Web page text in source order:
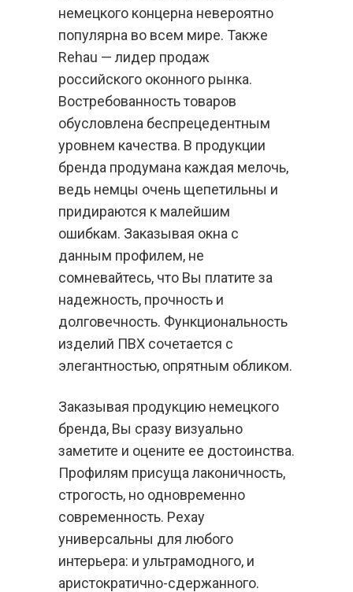
немецкого концерна невероятно
популярна во всем мире. Также
Rehau — лидер продаж
российского оконного рынка.
Востребованность товаров
обусловлена беспрецедентным
уровнем качества. В продукции
бренда продумана каждая мелочь,
ведь немцы очень щепетильны и
придираются к малейшим
ошибкам. Заказывая окна с
данным профилем, не
сомневайтесь, что Вы платите за
надежность, прочность и
долговечность. Функциональность
изделий ПВХ сочетается с
элегантностью, опрятным обликом.
Заказывая продукцию немецкого
бренда, Вы сразу визуально
заметите и оцените ее достоинства.
Профилям присуща лаконичность,
строгость, но одновременно
современность. Рехау
универсальны для любого
интерьера: и ультрамодного, и
аристократично-сдержанного.